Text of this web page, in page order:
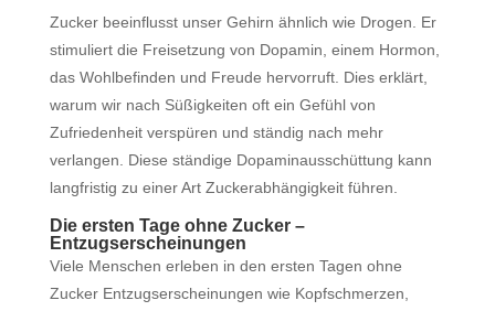
Zucker beeinflusst unser Gehirn ähnlich wie Drogen. Er
stimuliert die Freisetzung von Dopamin, einem Hormon,
das Wohlbefinden und Freude hervorruft. Dies erklärt,
warum wir nach Süßigkeiten oft ein Gefühl von
Zufriedenheit verspüren und ständig nach mehr
verlangen. Diese ständige Dopaminausschüttung kann
langfristig zu einer Art Zuckerabhängigkeit führen.
Die ersten Tage ohne Zucker –
Entzugserscheinungen
Viele Menschen erleben in den ersten Tagen ohne
Zucker Entzugserscheinungen wie Kopfschmerzen,